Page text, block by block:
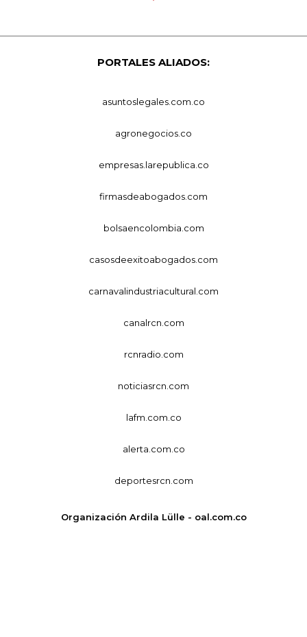
PORTALES ALIADOS:
asuntoslegales.com.co
agronegocios.co
empresas.larepublica.co
firmasdeabogados.com
bolsaencolombia.com
casosdeexitoabogados.com
carnavalindustriacultural.com
canalrcn.com
rcnradio.com
noticiasrcn.com
lafm.com.co
alerta.com.co
deportesrcn.com
Organización Ardila Lülle - oal.com.co